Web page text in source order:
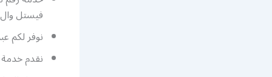
فيستل
نوفر لكم
نقدم